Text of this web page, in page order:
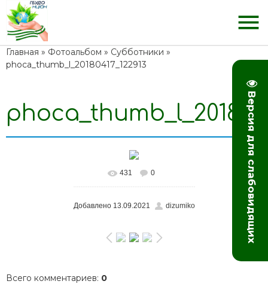
Версия для слабовидящих
menu
Главная » Фотоальбом » Субботники »
phoca_thumb_l_20180417_122913
431 0
Добавлено13.09.2021 dizumiko
Всего комментариев: 0